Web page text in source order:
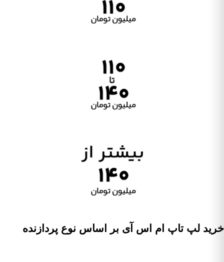
خرید لپ تاپ ام اس آی بر اساس نوع پردازنده